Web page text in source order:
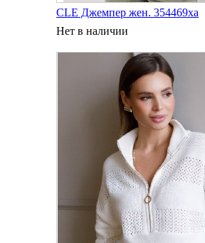
CLE Джемпер жен. 354469ха
Нет в наличии